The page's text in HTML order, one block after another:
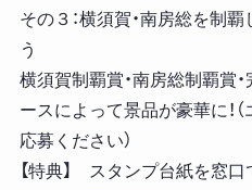
その３：横須賀・南房総を制
う
横須賀制覇賞・南房総制覇賞
ースによって景品が豪華に！
応募ください）
【特典】 スタンプ台紙を窓